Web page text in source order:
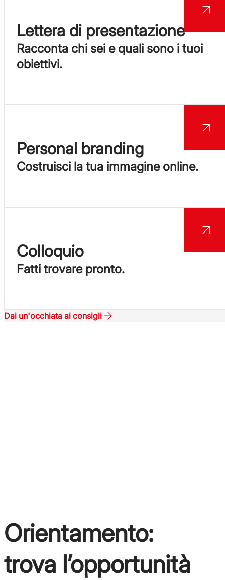
Lettera di presentazione
Racconta chi sei e quali sono i tuoi
obiettivi.
Personal branding
Costruisci la tua immagine online.
Colloquio
Fatti trovare pronto.
Dai un'occhiata ai consigli
Orientamento:
trova l’opportunità